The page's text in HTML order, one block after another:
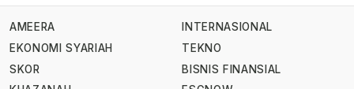
AMEERA
EKONOMI SYARIAH
SKOR
INTERNASIONAL
TEKNO
BISNIS FINANSIAL